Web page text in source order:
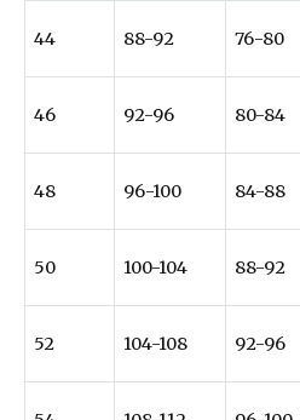
44 88-92 76-80
46 92-96 80-84
48 96-100 84-88
50 100-104 88-92
52 104-108 92-96